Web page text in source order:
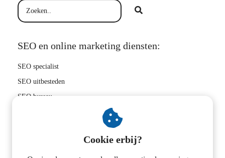
SEO en online marketing diensten:
SEO specialist
SEO uitbesteden
SEO bureau
Zoekwoorden onderzoekCookie erbij?